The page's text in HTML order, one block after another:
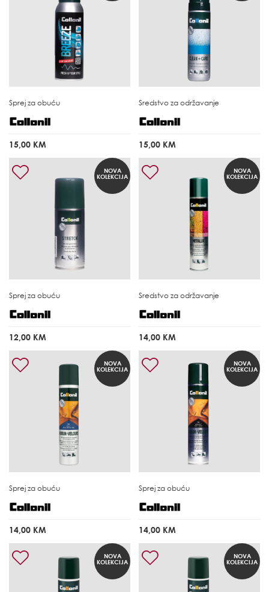
Sprej za obuću
15,00 KM
Sredstvo za održavanje
15,00 KM
NOVA
KOLEKCIJA
Sprej za obuću
12,00 KM
NOVA
KOLEKCIJA
Sredstvo za održavanje
14,00 KM
NOVA
KOLEKCIJA
Sprej za obuću
14,00 KM
NOVA
KOLEKCIJA
Sprej za obuću
14,00 KM
NOVA
KOLEKCIJA
NOVA
KOLEKCIJA